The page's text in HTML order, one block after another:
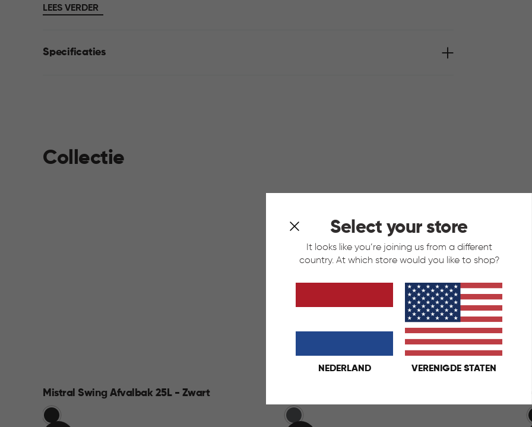
Select your store
It looks like you’re joining us from a different
country. At which store would you like to shop?
NEDERLAND VERENIGDE STATEN
LEES VERDER
Specificaties
Collectie
Mistral Swing Afvalbak 25L - Zwart
Zwart Anthraciet